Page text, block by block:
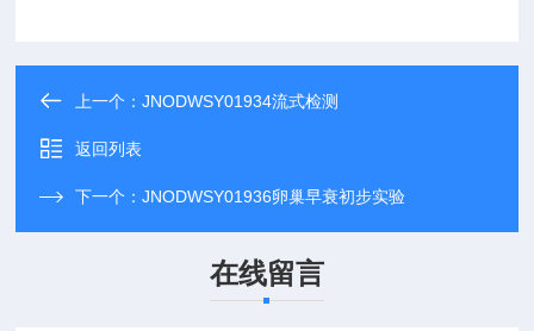
上一个：JNODWSY01934流式检测
返回列表
下一个：JNODWSY01936卵巢早衰初步实验
在线留言